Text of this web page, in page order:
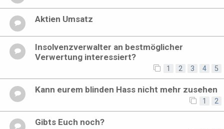
Aktien Umsatz
Insolvenzverwalter an bestmöglicher
Verwertung interessiert?
1 2 3 4 5
Kann eurem blinden Hass nicht mehr zusehen
1 2
Gibts Euch noch?